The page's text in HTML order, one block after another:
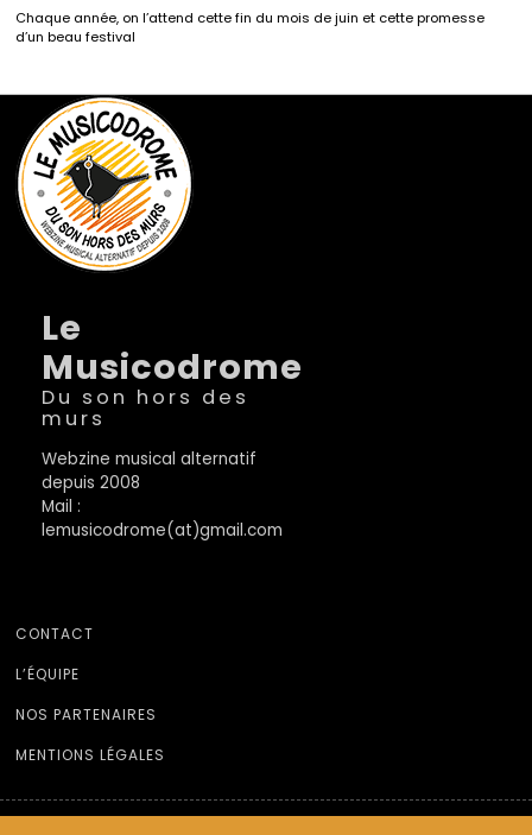
Chaque année, on l’attend cette fin du mois de juin et cette promesse
d’un beau festival
Le
Musicodrome
Du son hors des
murs
Webzine musical alternatif
depuis 2008
Mail :
lemusicodrome(at)gmail.com
CONTACT
L’ÉQUIPE
NOS PARTENAIRES
MENTIONS LÉGALES